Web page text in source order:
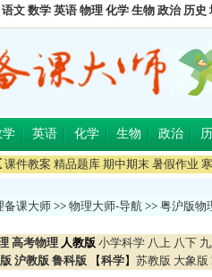
语文 数学 英语 物理 化学 生物 政治 历史
学 英语 化学 生物 政治
课件教案 精品题库 期中期末 暑假作业
备课大师 >> 物理大师-导航 >> 粤沪版物
高考物理 人教版 小学科学 八上 八下
沪教版 鲁科版 【科学】 苏教版 大象版